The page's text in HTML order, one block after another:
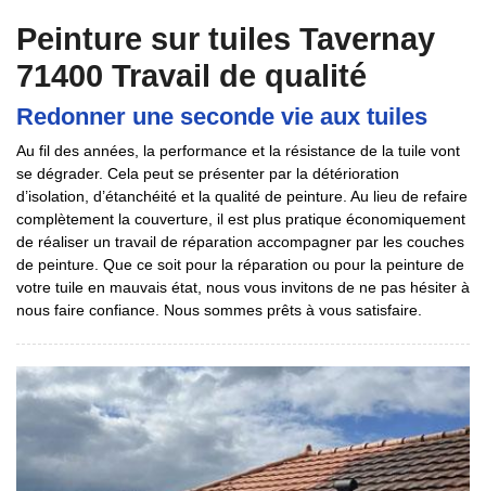
Peinture sur tuiles Tavernay
71400 Travail de qualité
Redonner une seconde vie aux tuiles
Au fil des années, la performance et la résistance de la tuile vont
se dégrader. Cela peut se présenter par la détérioration
d’isolation, d’étanchéité et la qualité de peinture. Au lieu de refaire
complètement la couverture, il est plus pratique économiquement
de réaliser un travail de réparation accompagner par les couches
de peinture. Que ce soit pour la réparation ou pour la peinture de
votre tuile en mauvais état, nous vous invitons de ne pas hésiter à
nous faire confiance. Nous sommes prêts à vous satisfaire.